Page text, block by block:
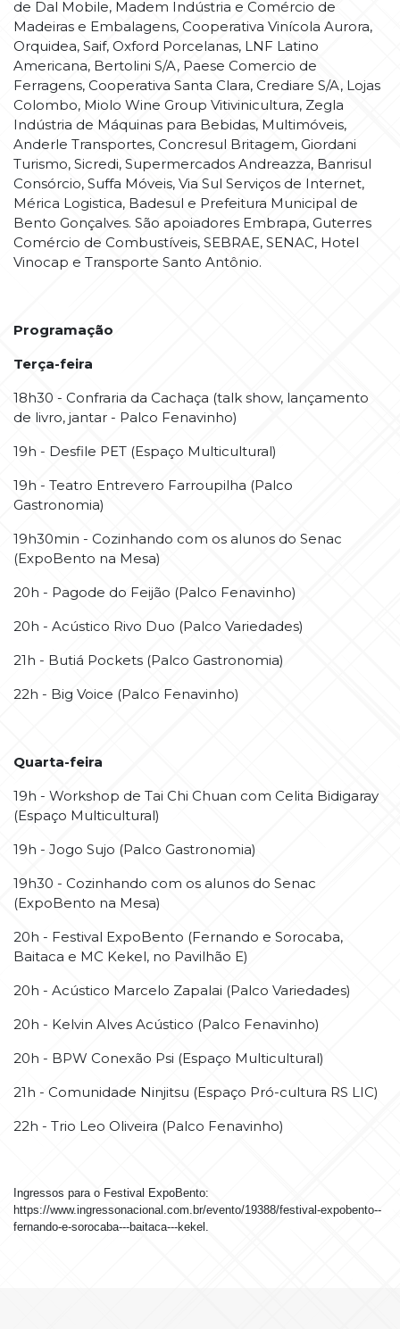
de Dal Mobile, Madem Indústria e Comércio de
Madeiras e Embalagens, Cooperativa Vinícola Aurora,
Orquidea, Saif, Oxford Porcelanas, LNF Latino
Americana, Bertolini S/A, Paese Comercio de
Ferragens, Cooperativa Santa Clara, Crediare S/A, Lojas
Colombo, Miolo Wine Group Vitivinicultura, Zegla
Indústria de Máquinas para Bebidas, Multimóveis,
Anderle Transportes, Concresul Britagem, Giordani
Turismo, Sicredi, Supermercados Andreazza, Banrisul
Consórcio, Suffa Móveis, Via Sul Serviços de Internet,
Mérica Logistica, Badesul e Prefeitura Municipal de
Bento Gonçalves. São apoiadores Embrapa, Guterres
Comércio de Combustíveis, SEBRAE, SENAC, Hotel
Vinocap e Transporte Santo Antônio.
Programação
Terça-feira
18h30 - Confraria da Cachaça (talk show, lançamento
de livro, jantar - Palco Fenavinho)
19h - Desfile PET (Espaço Multicultural)
19h - Teatro Entrevero Farroupilha (Palco
Gastronomia)
19h30min - Cozinhando com os alunos do Senac
(ExpoBento na Mesa)
20h - Pagode do Feijão (Palco Fenavinho)
20h - Acústico Rivo Duo (Palco Variedades)
21h - Butiá Pockets (Palco Gastronomia)
22h - Big Voice (Palco Fenavinho)
Quarta-feira
19h - Workshop de Tai Chi Chuan com Celita Bidigaray
(Espaço Multicultural)
19h - Jogo Sujo (Palco Gastronomia)
19h30 - Cozinhando com os alunos do Senac
(ExpoBento na Mesa)
20h - Festival ExpoBento (Fernando e Sorocaba,
Baitaca e MC Kekel, no Pavilhão E)
20h - Acústico Marcelo Zapalai (Palco Variedades)
20h - Kelvin Alves Acústico (Palco Fenavinho)
20h - BPW Conexão Psi (Espaço Multicultural)
21h - Comunidade Ninjitsu (Espaço Pró-cultura RS LIC)
22h - Trio Leo Oliveira (Palco Fenavinho)
Ingressos para o Festival ExpoBento:
https://www.ingressonacional.com.br/evento/19388/festival-expobento--
fernando-e-sorocaba---baitaca---kekel.